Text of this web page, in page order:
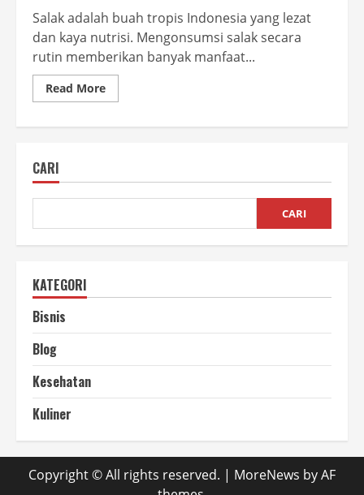
Salak adalah buah tropis Indonesia yang lezat
dan kaya nutrisi. Mengonsumsi salak secara
rutin memberikan banyak manfaat...
Read MoreRead
more
Wajib
CARI
CARI
KATEGORI
Bisnis
Blog
Kesehatan
Kuliner
Copyright © All rights reserved. | MoreNews by AF